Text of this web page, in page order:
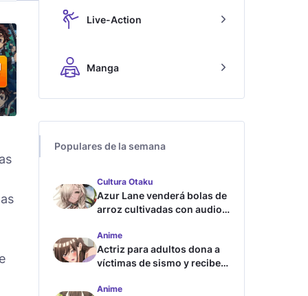
Live-Action
Manga
Populares de la semana
Cultura Otaku
Azur Lane venderá bolas de
arroz cultivadas con audios
Anime
Actriz para adultos dona a
víctimas de sismo y recibe
Anime